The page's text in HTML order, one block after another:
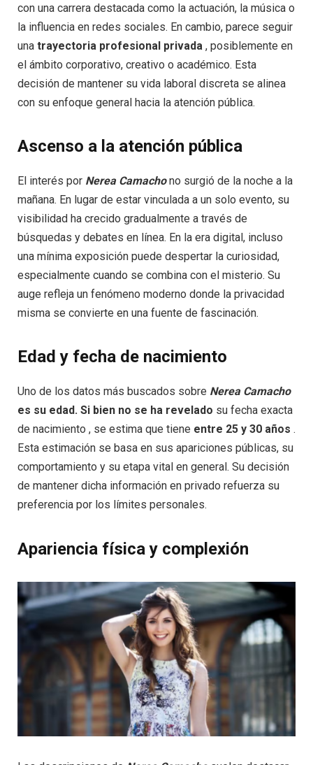
con una carrera destacada como la actuación, la música o
la influencia en redes sociales. En cambio, parece seguir
una trayectoria profesional privada , posiblemente en
el ámbito corporativo, creativo o académico. Esta
decisión de mantener su vida laboral discreta se alinea
con su enfoque general hacia la atención pública.
Ascenso a la atención pública
El interés por Nerea Camachono surgió de la noche a la
mañana. En lugar de estar vinculada a un solo evento, su
visibilidad ha crecido gradualmente a través de
búsquedas y debates en línea. En la era digital, incluso
una mínima exposición puede despertar la curiosidad,
especialmente cuando se combina con el misterio. Su
auge refleja un fenómeno moderno donde la privacidad
misma se convierte en una fuente de fascinación.
Edad y fecha de nacimiento
Uno de los datos más buscados sobre Nerea Camacho
es su edad. Si bien no se ha revelado su fecha exacta
de nacimiento , se estima que tiene entre 25 y 30 años .
Esta estimación se basa en sus apariciones públicas, su
comportamiento y su etapa vital en general. Su decisión
de mantener dicha información en privado refuerza su
preferencia por los límites personales.
Apariencia física y complexión